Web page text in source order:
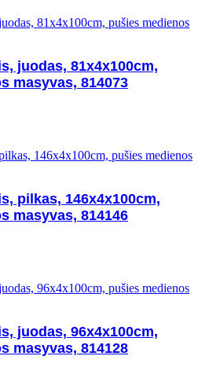
juodas, 81x4x100cm,
masyvas, 814073
pilkas, 146x4x100cm,
masyvas, 814146
juodas, 96x4x100cm,
masyvas, 814128